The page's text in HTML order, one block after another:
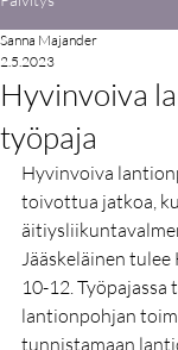
Hyvinvoiva
työpaja
Sanna Majander
2.5.2023
Hyvinvoiva
toivottua jatkoa,
Jääskeläinen tulee
10-12.
lantionpohjan
tunnistamaan